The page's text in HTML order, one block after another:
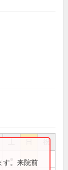
祝
す。来院前